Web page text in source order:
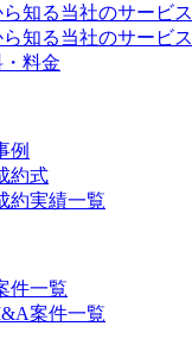
知る当社のサービス
知る当社のサービス
料金
例
約式
約実績一覧
件一覧
案件一覧